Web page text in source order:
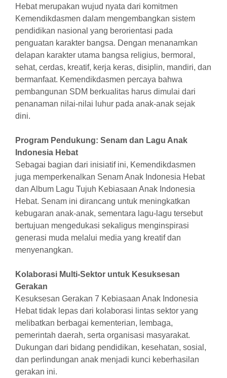
Hebat merupakan wujud nyata dari komitmen
Kemendikdasmen dalam mengembangkan sistem
pendidikan nasional yang berorientasi pada
penguatan karakter bangsa. Dengan menanamkan
delapan karakter utama bangsa religius, bermoral,
sehat, cerdas, kreatif, kerja keras, disiplin, mandiri, dan
bermanfaat. Kemendikdasmen percaya bahwa
pembangunan SDM berkualitas harus dimulai dari
penanaman nilai-nilai luhur pada anak-anak sejak
dini.
Program Pendukung: Senam dan Lagu Anak
Indonesia Hebat
Sebagai bagian dari inisiatif ini, Kemendikdasmen
juga memperkenalkan Senam Anak Indonesia Hebat
dan Album Lagu Tujuh Kebiasaan Anak Indonesia
Hebat. Senam ini dirancang untuk meningkatkan
kebugaran anak-anak, sementara lagu-lagu tersebut
bertujuan mengedukasi sekaligus menginspirasi
generasi muda melalui media yang kreatif dan
menyenangkan.
Kolaborasi Multi-Sektor untuk Kesuksesan
Gerakan
Kesuksesan Gerakan 7 Kebiasaan Anak Indonesia
Hebat tidak lepas dari kolaborasi lintas sektor yang
melibatkan berbagai kementerian, lembaga,
pemerintah daerah, serta organisasi masyarakat.
Dukungan dari bidang pendidikan, kesehatan, sosial,
dan perlindungan anak menjadi kunci keberhasilan
gerakan ini.